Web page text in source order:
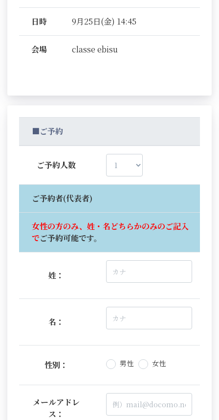
日時 9月25日(金) 14:45
会場 classe ebisu
■ご予約
ご予約人数
ご予約者(代表者)
女性の方のみ、姓・名どちらかのみのご記入
でご予約可能です。
姓：
名：
性別： 男性 女性
メールアドレ
ス：